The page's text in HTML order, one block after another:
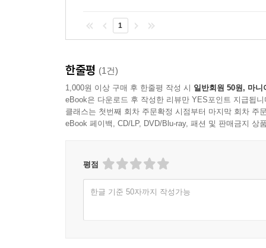
1
한줄평 (1건)
1,000원 이상 구매 후 한줄평 작성 시 일반회원 50원, 마니
eBook은 다운로드 후 작성한 리뷰만 YES포인트 지급됩니
클래스는 첫번째 회차 주문확정 시점부터 마지막 회차 주
eBook 페이백, CD/LP, DVD/Blu-ray, 패션 및 판매금지 상
평점
한글 기준 50자까지 작성가능